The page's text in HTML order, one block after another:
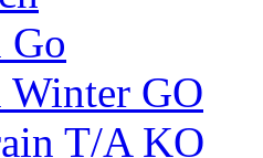
Go
GO
T/A KO